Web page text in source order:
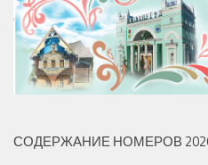
СОДЕРЖАНИЕ НОМЕРОВ